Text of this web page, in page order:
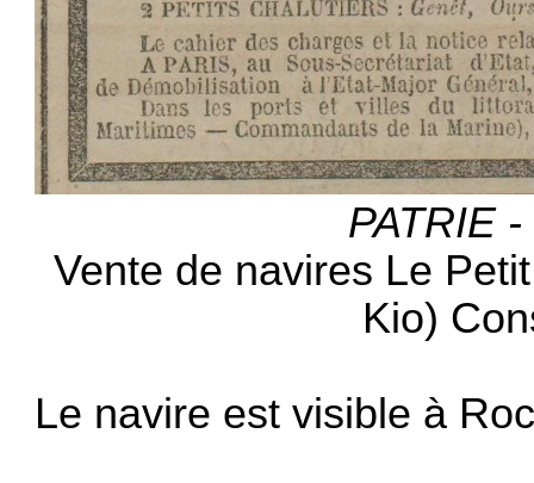
PATRIE
Vente de navires Le
Kio)
Le navire est visible à